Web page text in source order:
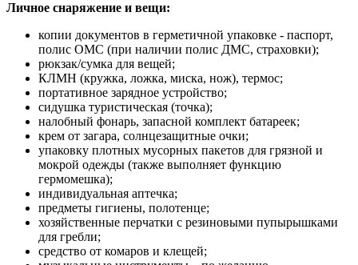
Личное снаряжение и вещи:
копии документов в герметичной упаковке - паспорт,
полис ОМС (при наличии полис ДМС, страховки);
рюкзак/сумка для вещей;
КЛМН (кружка, ложка, миска, нож), термос;
портативное зарядное устройство;
сидушка туристическая (точка);
налобный фонарь, запасной комплект батареек;
крем от загара, солнцезащитные очки;
упаковку плотных мусорных пакетов для грязной и
мокрой одежды (также выполняет функцию
гермомешка);
индивидуальная аптечка;
предметы гигиены, полотенце;
хозяйственные перчатки с резиновыми пупырышками
для гребли;
средство от комаров и клещей;